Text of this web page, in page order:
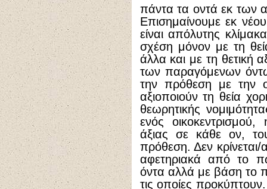
πάντα τα οντά εκ των
Επισημαίνουμε εκ
είναι απόλυτης
σχέση μόνον με τη
άλλα και με τη θετική
των παραγόμενων
την πρόθεση με την
αξιοποιούν τη θεία
θεωρητικής
ενός
άξιας σε κάθε ον,
πρόθεση. Δεν κρίνεται/
αφετηριακά από το
όντα αλλά με βάση το
τις οποίες